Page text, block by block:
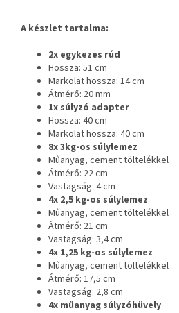
A készlet tartalma:
2x egykezes rúd
Hossza: 51 cm
Markolat hossza: 14 cm
Átmérő: 20 mm
1x súlyzó adapter
Hossza: 40 cm
Markolat hossza: 40 cm
8x 3kg-os súlylemez
Műanyag, cement töltelékkel
Átmérő: 22 cm
Vastagság: 4 cm
4x 2,5 kg-os súlylemez
Műanyag, cement töltelékkel
Átmérő: 21 cm
Vastagság: 3,4 cm
4x 1,25 kg-os súlylemez
Műanyag, cement töltelékkel
Átmérő: 17,5 cm
Vastagság: 2,8 cm
4x műanyag súlyzóhüvely